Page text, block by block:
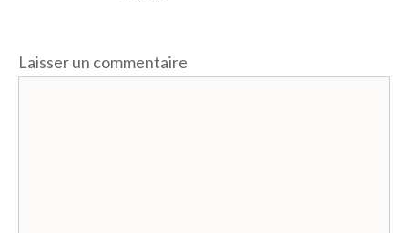
Laisser un commentaire